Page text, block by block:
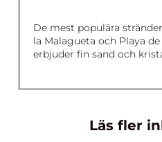
De mest populära
la Malagueta och Playa de
erbjuder fin sand och
Läs fler